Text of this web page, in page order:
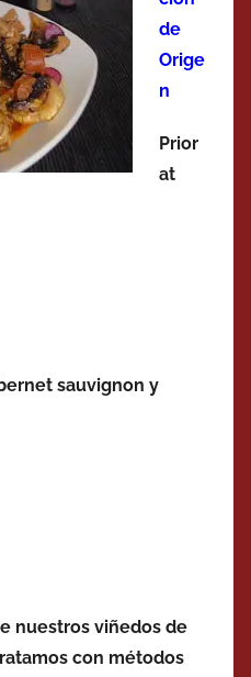
de
Orige
n
Prior
at
sauvignon y
nuestros viñedos de
con métodos